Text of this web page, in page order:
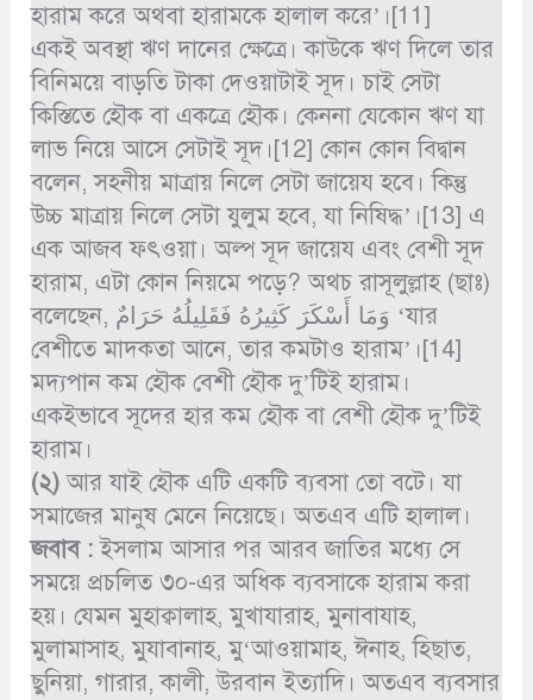
হারাম করে অথবা হারামকে হালাল করে’।[11]
একই অবস্থা ঋণ দানের ক্ষেত্রে। কাউকে ঋণ দিলে তার
বিনিময়ে বাড়তি টাকা দেওয়াটাই সূদ। চাই সেটা
কিস্তিতে হৌক বা একত্রে হৌক। কেননা যেকোন ঋণ যা
লাভ নিয়ে আসে সেটাই সূদ।[12] কোন কোন বিদ্বান
বলেন, সহনীয় মাত্রায় নিলে সেটা জায়েয হবে। কিন্তু
উচ্চ মাত্রায় নিলে সেটা যুলুম হবে, যা নিষিদ্ধ’।[13] এ
এক আজব ফৎওয়া। অল্প সূদ জায়েয এবং বেশী সূদ
হারাম, এটা কোন নিয়মে পড়ে? অথচ রাসূলুল্লাহ (ছাঃ)
বলেছেন, وَمَا أَسْكَرَ كَثِيرُهُ فَقَلِيلُهُ حَرَامٌ ‘যার
বেশীতে মাদকতা আনে, তার কমটাও হারাম’।[14]
মদ্যপান কম হৌক বেশী হৌক দু’টিই হারাম।
একইভাবে সূদের হার কম হৌক বা বেশী হৌক দু’টিই
হারাম।
(২) আর যাই হৌক এটি একটি ব্যবসা তো বটে। যা
সমাজের মানুষ মেনে নিয়েছে। অতএব এটি হালাল।
জবাব : ইসলাম আসার পর আরব জাতির মধ্যে সে
সময়ে প্রচলিত ৩০-এর অধিক ব্যবসাকে হারাম করা
হয়। যেমন মুহাক্বালাহ, মুখাযারাহ, মুনাবাযাহ,
মুলামাসাহ, মুযাবানাহ, মু‘আওয়ামাহ, ঈনাহ, হিছাত,
ছুনিয়া, গারার, কালী, উরবান ইত্যাদি। অতএব ব্যবসার